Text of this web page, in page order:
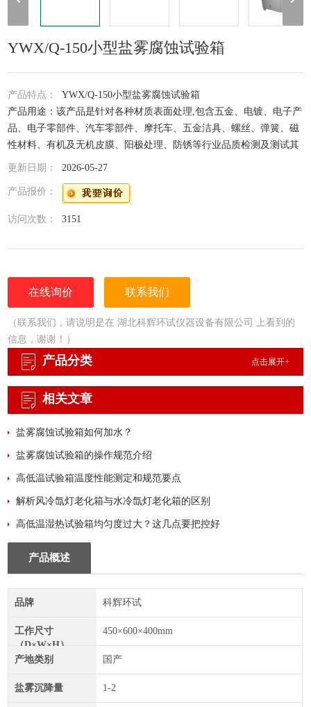
YWX/Q-150小型盐雾腐蚀试验箱
产品特点：YWX/Q-150小型盐雾腐蚀试验箱
产品用途：该产品是针对各种材质表面处理,包含五金、电镀、电子产
品、电子零部件、汽车零部件、摩托车、五金洁具、螺丝、弹簧、磁
性材料、有机及无机皮膜、阳极处理、防锈等行业品质检测及测试其
制品的耐腐蚀性。
更新日期：2026-05-27
产品报价：
访问次数：3151
在线询价 联系我们
（联系我们，请说明是在 湖北科辉环试仪器设备有限公司 上看到的
信息，谢谢！）
产品分类 点击展开+
相关文章
盐雾腐蚀试验箱如何加水？
盐雾腐蚀试验箱的操作规范介绍
高低温试验箱温度性能测定和规范要点
解析风冷氙灯老化箱与水冷氙灯老化箱的区别
高低温湿热试验箱均匀度过大？这几点要把控好
产品概述
品牌 科辉环试
工作尺寸
（D×W×H）
450×600×400mm
产地类别 国产
盐雾沉降量 1-2